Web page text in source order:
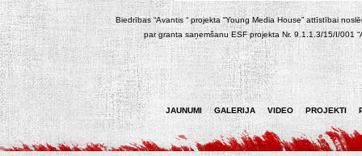
Biedrības “Avantis “ projekta “Young Media House” attīstībai
par granta saņemšanu ESF projekta Nr. 9.1.1.3/15/I/001
JAUNUMI GALERIJA VIDEO PROJEKTI